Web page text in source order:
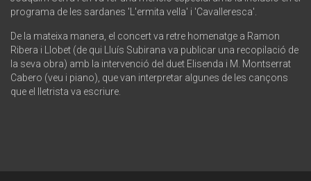
programa de les sardanes 'L'ermita vella' i 'Cavalleresca'.
De la mateixa manera, el concert va retre homenatge a Ramon
Ribera i Llobet (de qui Lluís Subirana va publicar una recopilació de
la seva obra) amb la intervenció del duet Elisenda i M. Montserrat
Cabero (veu i piano), que van interpretar algunes de les cançons
que el lletrista va escriure.